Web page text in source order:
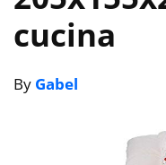
cucina
By Gabel